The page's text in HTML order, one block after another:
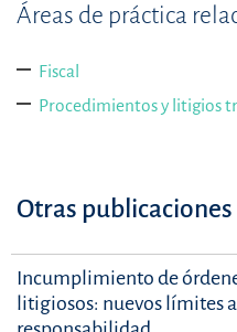
Áreas de práctica
Fiscal
Procedimientos y litigios
Otras publicaciones
Incumplimiento de
litigiosos: nuevos límites